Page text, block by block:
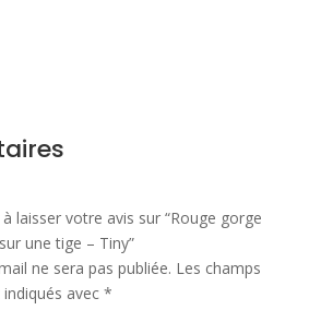
laisser votre avis sur “Rouge gorge
une tige – Tiny”
ne sera pas publiée. Les champs
avec *